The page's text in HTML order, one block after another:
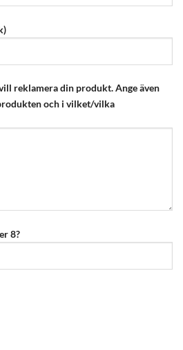
reklamera din produkt. Ange även
och i vilket/vilka
8?